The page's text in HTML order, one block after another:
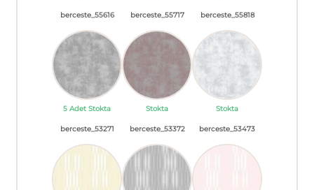
berceste_55616
5 Adet Stokta
berceste_55717
Stokta
berceste_55818
Stokta
berceste_53271 berceste_53372 berceste_53473